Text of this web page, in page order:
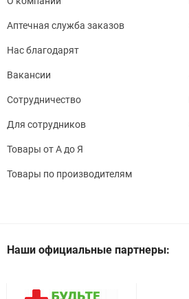
Аптечная служба заказов
Нас благодарят
Вакансии
Сотрудничество
Для сотрудников
Товары от А до Я
Товары по производителям
Наши официальные партнеры: